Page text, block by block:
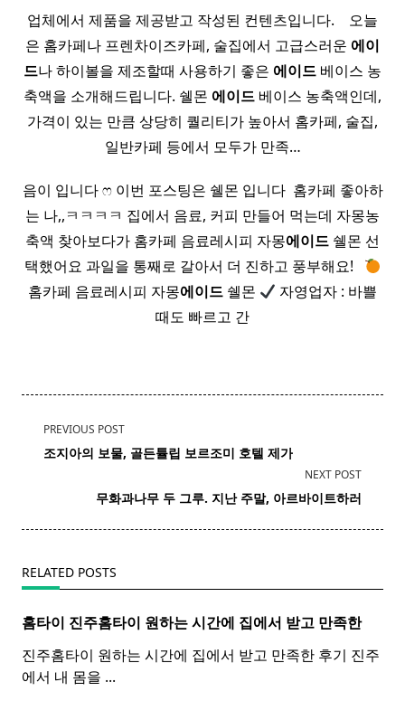
업체에서 제품을 제공받고 작성된 컨텐츠입니다. ​ ​ ​ 오늘
은 홈카페나 프렌차이즈카페, 술집에서 고급스러운 에이
드나 하이볼을 제조할때 사용하기 좋은 에이드 베이스 농
축액을 소개해드립니다. 쉘몬 에이드 베이스 농축액인데,
가격이 있는 만큼 상당히 퀄리티가 높아서 홈카페, 술집,
일반카페 등에서 모두가 만족…
음이 입니다 ෆ 이번 포스팅은 쉘몬 입니다 ​ 홈카페 좋아하
는 나,,ㅋㅋㅋㅋ 집에서 음료, 커피 만들어 먹는데 자몽농
축액 찾아보다가 홈카페 음료레시피 자몽에이드 쉘몬 선
택했어요 과일을 통째로 갈아서 더 진하고 풍부해요! ​ ​
홈카페 음료레시피 자몽에이드쉘몬
자영업자 : 바쁠
때도 빠르고 간
<span
class="nav-
text">Page</span>
PREVIOUS POST
조지아의 보물, 골든튤립 보르조미 호텔 제가
NEXT POST
무화과나무 두 그루. 지난 주말, 아르바이트하러
RELATED POSTS
홈타이 진주홈타이 원하는 시간에 집에서 받고 만족한
진주홈타이 원하는 시간에 집에서 받고 만족한 후기 진주
에서 내 몸을 ...